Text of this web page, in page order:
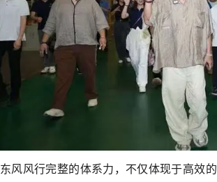
东风风行完整的体系力，不仅体现于高效